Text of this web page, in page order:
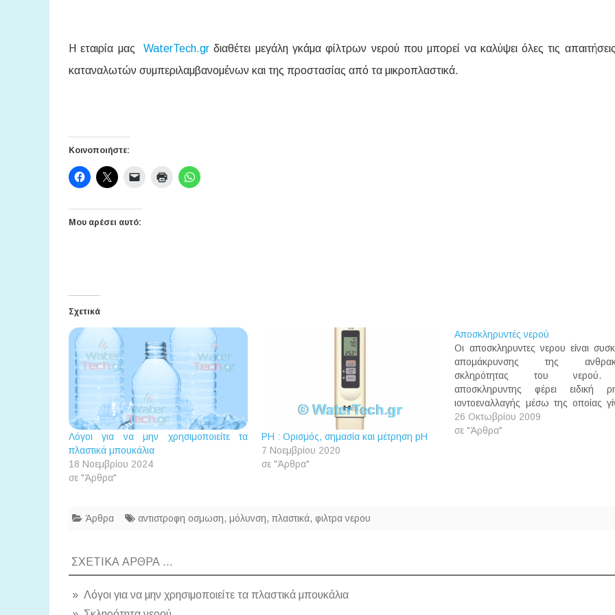
Η εταιρία μαςWaterTech.grδιαθέτει μεγάλη γκάμα φίλτρων νερού που μπορεί να καλύψει όλες τις
καταναλωτών συμπεριλαμβανομένων και της προστασίας από τα μικροπλαστικά.
Κοινοποιήστε:
Μου αρέσει αυτό:
Σχετικά
Λόγοι για να μην χρησιμοποιείτε τα
πλαστικά μπουκάλια
18 Νοεμβρίου 2024
σε "Άρθρα"
PH : Ορισμός, σημασία και μέτρηση pH
7 Νοεμβρίου 2020
σε "Άρθρα"
Αποσκληρυντές νερού
Οι αποσκληρυντες νερου είναι
απομάκρυνσης της
σκληρότητας του
αποσκληρυντης φέρει ειδική
ιοντοεναλλαγής μέσω της οποίας
αντικατάσταση των ιόντων
(Ca+) και μαγνησίου (Mg+) με
26 Οκτωβρίου 2009
σε "Άρθρα"
Άρθρα αντιστροφη οσμωση, μόλυνση, πλαστικά, φιλτρα νερου
ΣΧΕΤΙΚΆ ΆΡΘΡΑ ...
» Λόγοι για να μην χρησιμοποιείτε τα πλαστικά μπουκάλια